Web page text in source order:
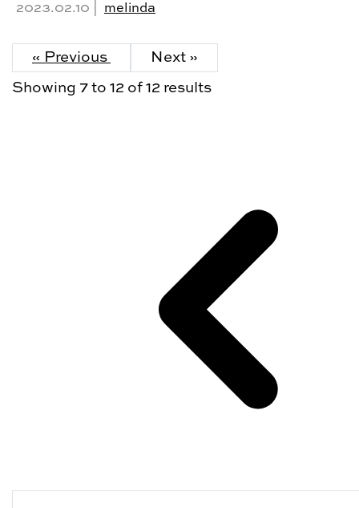
2023.02.10 | melinda
« Previous Next »
Showing 7 to 12 of 12 results